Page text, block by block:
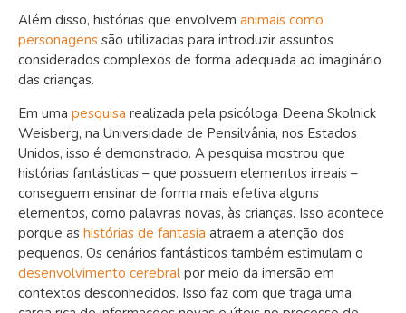
Além disso, histórias que envolvem animais como
personagens são utilizadas para introduzir assuntos
considerados complexos de forma adequada ao imaginário
das crianças.
Em uma pesquisa realizada pela psicóloga Deena Skolnick
Weisberg, na Universidade de Pensilvânia, nos Estados
Unidos, isso é demonstrado. A pesquisa mostrou que
histórias fantásticas – que possuem elementos irreais –
conseguem ensinar de forma mais efetiva alguns
elementos, como palavras novas, às crianças. Isso acontece
porque as histórias de fantasia atraem a atenção dos
pequenos. Os cenários fantásticos também estimulam o
desenvolvimento cerebral por meio da imersão em
contextos desconhecidos. Isso faz com que traga uma